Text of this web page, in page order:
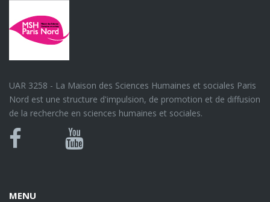
UAR 3258 - La Maison des Sciences Humaines et sociales Paris
Nord est une structure d'impulsion, de promotion et de diffusion
de la recherche en sciences humaines et sociales.
Bluesky
Canal
MENU